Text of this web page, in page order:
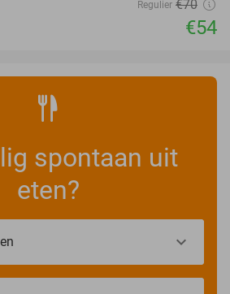
Regulier €70
€54
spontaan uit
eten?